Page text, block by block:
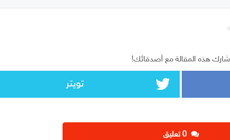
شارك هذه المقالة مع أصدقائك!
تويتر
‫0 تعليق